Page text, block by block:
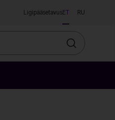
LigipääsetavusET RU
Otsin